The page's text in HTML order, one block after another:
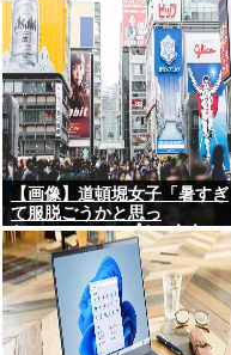
【画像】道頓堀女子「暑すぎ
て服脱ごうかと思っ
た」･･････････ﾊﾟｼｬｯ！！